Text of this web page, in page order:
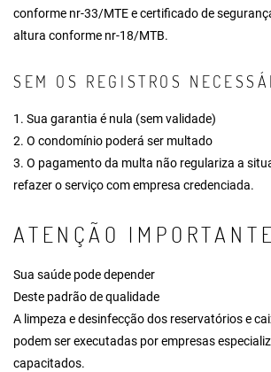
conforme nr-33/MTE e certificado de
altura conforme nr-18/MTB.
SEM OS REGISTROS
1. Sua garantia é nula (sem validade)
2. O condomínio poderá ser multado
3. O pagamento da multa não regulariza a
refazer o serviço com empresa credenciada.
ATENÇÃO IMPORTANTE
Sua saúde pode depender
Deste padrão de qualidade
A limpeza e desinfecção dos reservatórios e
podem ser executadas por empresas
capacitados.